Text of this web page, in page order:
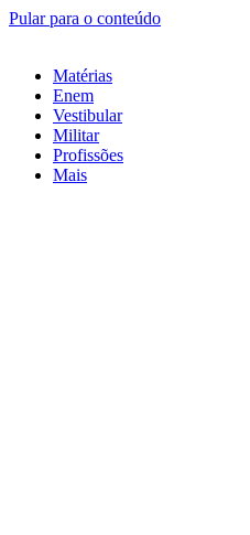
Pular para o conteúdo
Matérias
Enem
Vestibular
Militar
Profissões
Mais